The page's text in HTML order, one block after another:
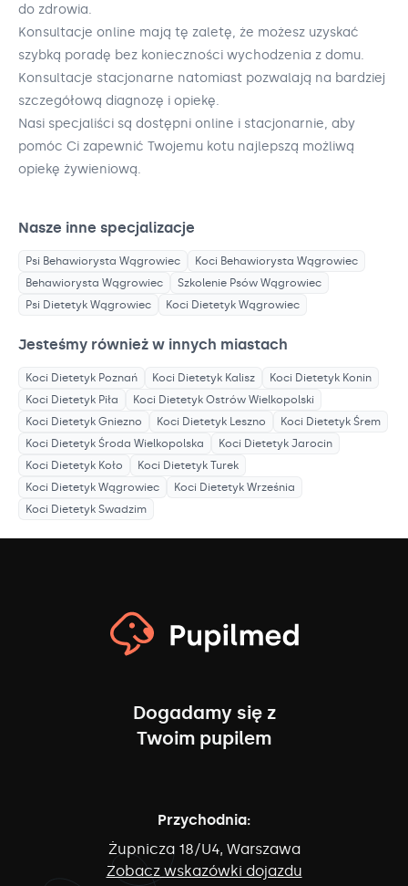
do zdrowia.
Konsultacje online mają tę zaletę, że możesz uzyskać
szybką poradę bez konieczności wychodzenia z domu.
Konsultacje stacjonarne natomiast pozwalają na bardziej
szczegółową diagnozę i opiekę.
Nasi specjaliści są dostępni online i stacjonarnie, aby
pomóc Ci zapewnić Twojemu kotu najlepszą możliwą
opiekę żywieniową.
Nasze inne specjalizacje
Psi Behawiorysta Wągrowiec Koci Behawiorysta Wągrowiec
Behawiorysta Wągrowiec Szkolenie Psów Wągrowiec
Psi Dietetyk Wągrowiec Koci Dietetyk Wągrowiec
Jesteśmy również w innych miastach
Koci Dietetyk Poznań Koci Dietetyk Kalisz Koci Dietetyk Konin
Koci Dietetyk Piła Koci Dietetyk Ostrów Wielkopolski
Koci Dietetyk Gniezno Koci Dietetyk Leszno Koci Dietetyk Śrem
Koci Dietetyk Środa Wielkopolska Koci Dietetyk Jarocin
Koci Dietetyk Koło Koci Dietetyk Turek
Koci Dietetyk Wągrowiec Koci Dietetyk Września
Koci Dietetyk Swadzim
Dogadamy się z
Twoim pupilem
Przychodnia:
Żupnicza 18/U4, Warszawa
Zobacz wskazówki dojazdu